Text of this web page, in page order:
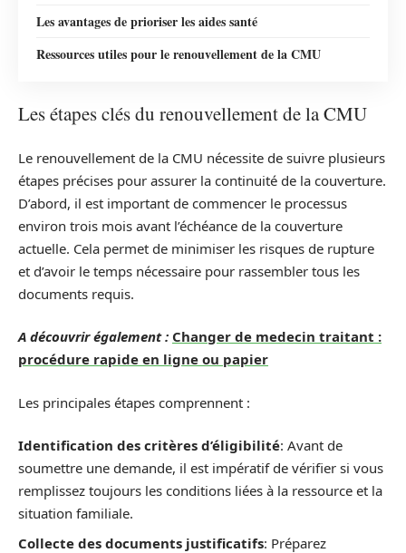
Les avantages de prioriser les aides santé
Ressources utiles pour le renouvellement de la CMU
Les étapes clés du renouvellement de la CMU
Le renouvellement de la CMU nécessite de suivre plusieurs
étapes précises pour assurer la continuité de la couverture.
D’abord, il est important de commencer le processus
environ trois mois avant l’échéance de la couverture
actuelle. Cela permet de minimiser les risques de rupture
et d’avoir le temps nécessaire pour rassembler tous les
documents requis.
A découvrir également : Changer de medecin traitant :
procédure rapide en ligne ou papier
Les principales étapes comprennent :
Identification des critères d’éligibilité: Avant de
soumettre une demande, il est impératif de vérifier si vous
remplissez toujours les conditions liées à la ressource et la
situation familiale.
Collecte des documents justificatifs: Préparez